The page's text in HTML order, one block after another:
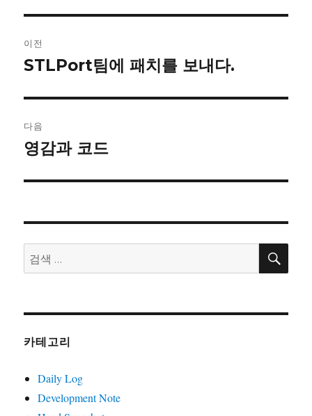
내
게
이
션
이전
이
글:
STLPort팀에 패치를 보내다.
다음
다
글:
영감과 코드
검
색:
검
카테고리
Daily Log
Development Note